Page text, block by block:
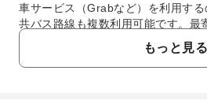
車サービス（Grabなど）を利用す
共バス路線も複数利用可能です。最
設中のため、完成後にアクセスがさ
サイゴン川を渡るフェリーを利用す
す。
もっと見る